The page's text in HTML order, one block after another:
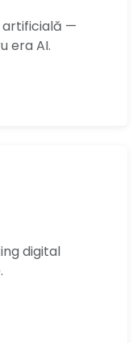
artificială —
era AI.
digital